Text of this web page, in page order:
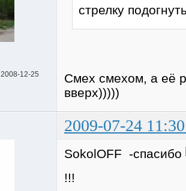
2008-12-25
стрелку
Смех смехом, а её
вверх)))))
2009-07-24
SokolOFF -спасибо
!!!